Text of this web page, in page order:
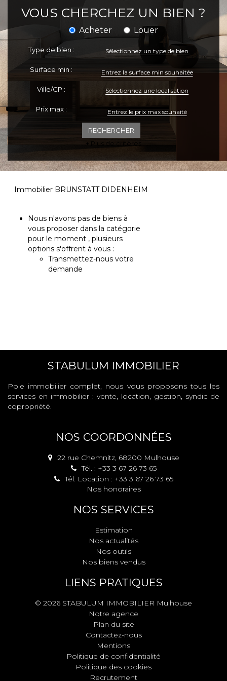
ESPACE CLIENTS
VOUS CHERCHEZ UN BIEN ?
Acheter Louer
Type de bien : Sélectionnez un type de bien
Surface min :
Ville/CP : Sélectionnez une localisation
Prix max :
+ Plus de critères
Immobilier BRUNSTATT DIDENHEIM
Nous n'avons pas de biens à
vous proposer dans la catégorie
pour le moment , plusieurs
options s'offrent à vous :
Transmettez-nous votre
demande
STABULUM IMMOBILIER
Pole immobilier complet, nous vous proposons tous les
services en immobilier : vente, location, gestion, syndic de
copropriété.
NOS COORDONNÉES
22 rue Chemnitz, 68200 Mulhouse
Tél. : +33 3 67 26 73 65
Tél. Location : +33 3 67 26 73 65
Nos honoraires
NOS SERVICES
Estimation
Nos actualités
Nos outils
Nos biens vendus
LIENS PRATIQUES
© 2026 STABULUM IMMOBILIER Mulhouse
Notre agence
Plan du site
Contactez-nous
Mentions
Politique de confidentialité
Politique des cookies
Recrutement